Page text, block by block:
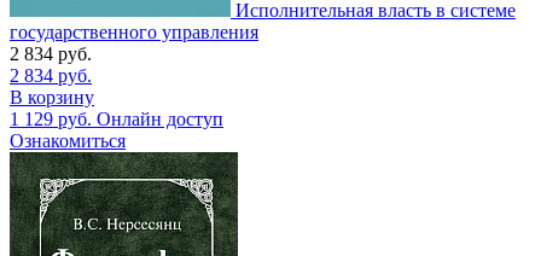
Исполнительная власть в системе
государственного управления
2 834 руб.
2 834 руб.
В корзину
1 129 руб. Онлайн доступ
Ознакомиться